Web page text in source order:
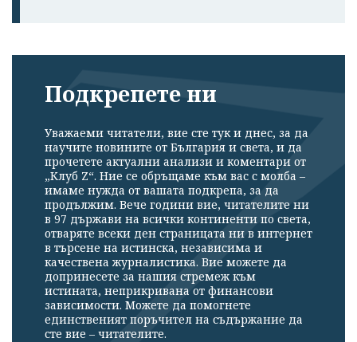
Подкрепете ни
Уважаеми читатели, вие сте тук и днес, за да
научите новините от България и света, и да
прочетете актуални анализи и коментари от
„Клуб Z“. Ние се обръщаме към вас с молба –
имаме нужда от вашата подкрепа, за да
продължим. Вече години вие, читателите ни
в 97 държави на всички континенти по света,
отваряте всеки ден страницата ни в интернет
в търсене на истинска, независима и
качествена журналистика. Вие можете да
допринесете за нашия стремеж към
истината, неприкривана от финансови
зависимости. Можете да помогнете
единственият поръчител на съдържание да
сте вие – читателите.